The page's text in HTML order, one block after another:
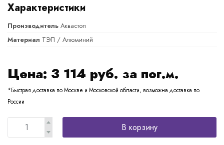
Характеристики
Производитель Аквастоп
Материал ТЭП / Алюминий
Цена: 3 114 руб. за пог.м.
*Быстрая доставка по Москве и Московской области, возможна доставка по
России
В корзину